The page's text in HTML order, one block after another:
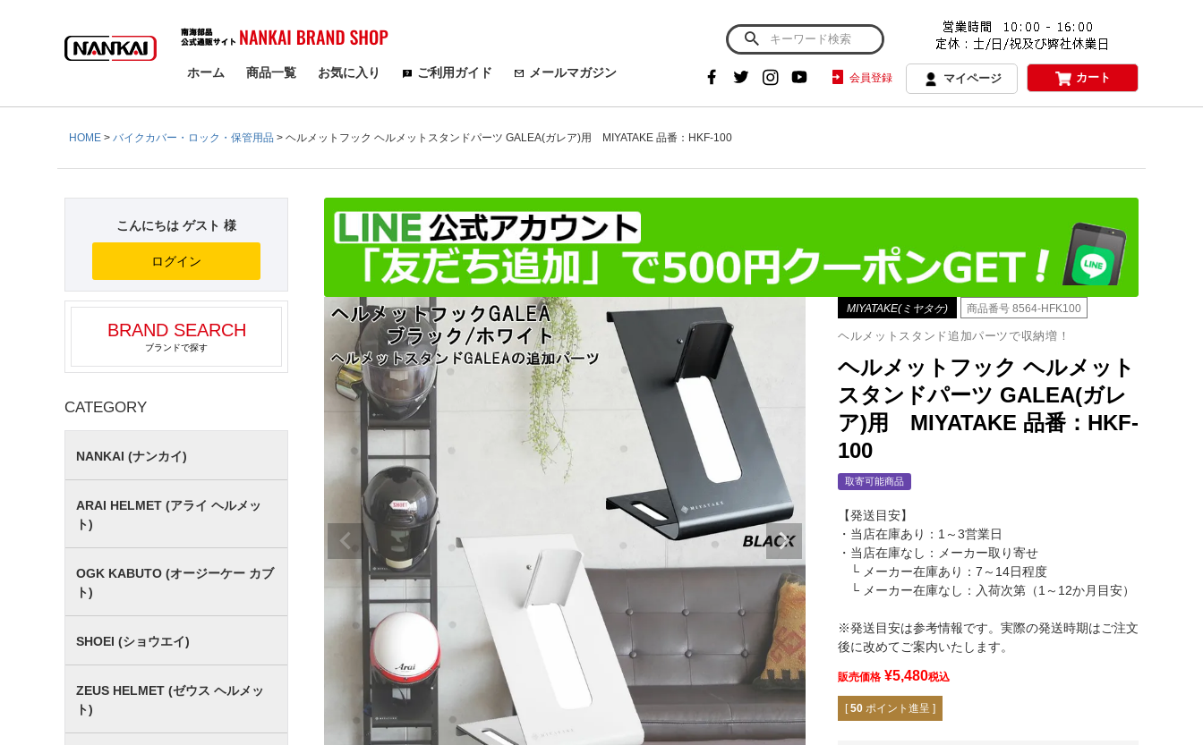
検索
ホーム 商品一覧 お気に入り ご利用ガイド メールマガジン 会員登録 マイページ カート
HOME バイクカバー・ロック・保管用品 ヘルメットフック ヘルメットスタンドパーツ GALEA(ガレア)用 MIYATAKE 品番：HKF-100
こんにちは ゲスト 様
ログイン
BRAND SEARCH
ブランドで探す
CATEGORY
NANKAI (ナンカイ)
ARAI HELMET (アライ ヘルメッ
ト)
OGK KABUTO (オージーケー カブ
ト)
SHOEI (ショウエイ)
ZEUS HELMET (ゼウス ヘルメッ
ト)
MIYATAKE(ミヤタケ) 商品番号 8564-HFK100
ヘルメットスタンド追加パーツで収納増！
ヘルメットフック ヘルメット
スタンドパーツ GALEA(ガレ
ア)用 MIYATAKE 品番：HKF-
100
取寄可能商品
【発送目安】
・当店在庫あり：1～3営業日
・当店在庫なし：メーカー取り寄せ
└ メーカー在庫あり：7～14日程度
└ メーカー在庫なし：入荷次第（1～12か月目安）
※発送目安は参考情報です。実際の発送時期はご注文
後に改めてご案内いたします。
販売価格 ¥5,480税込
[ 50 ポイント進呈 ]